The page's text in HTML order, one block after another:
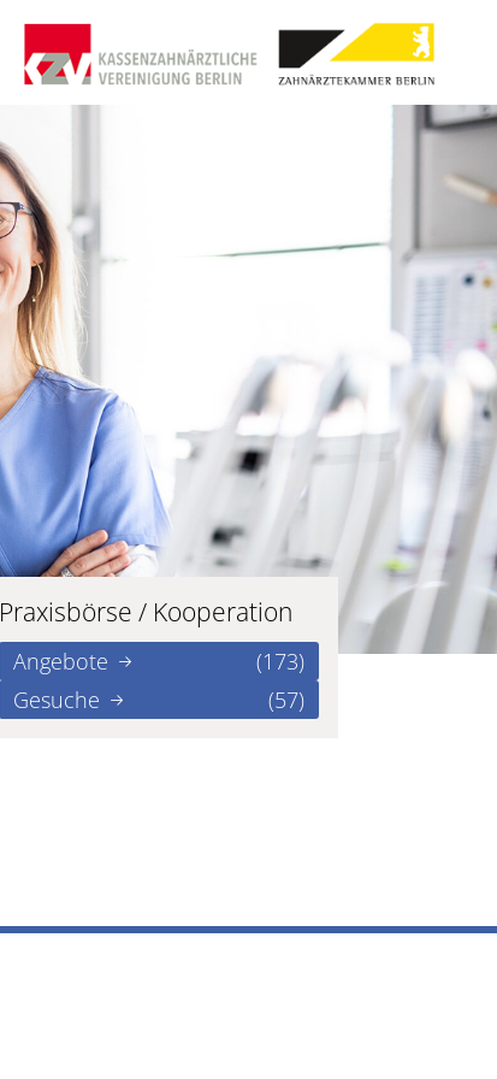
Praxisbörse / Kooperation
Angebote
(173)
Gesuche
(57)